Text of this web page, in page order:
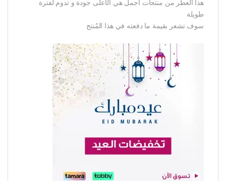
هذا العطر من منتجات أجمل هي الأعلى جودة و تدوم لفترة
طويلة
سوف تشعر بقيمة ما دفعته في هذا المُنتج